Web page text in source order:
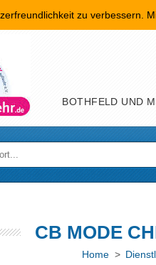
Hauptmenü
BOTHFELD UND
CB MODE
Home>
zu verbessern.